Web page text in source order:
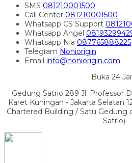
SMS 081210001500
Call Center 081210001500
Whatsapp CS Support
Whatsapp Angel
Whatsapp Nia 087765888225
Telegram Noniorigin
Email info@noniorigin.com
Buka 24
Gedung Satrio 289 Jl. Professor
Karet Kuningan - Jakarta Selatan
Chartered Building / Satu Gedung
Satrio)